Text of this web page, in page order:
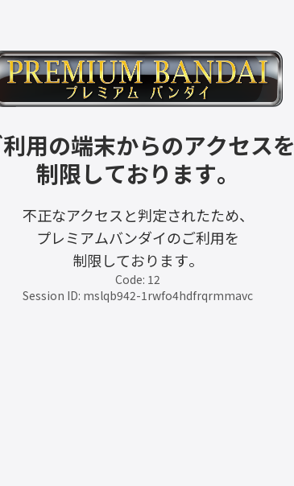
用の端末からのアクセスを
制限しております。
不正なアクセスと判定されたため、
プレミアムバンダイのご利用を
制限しております。
Code: 12
Session ID: mslqb942-1rwfo4hdfrqrmmavc